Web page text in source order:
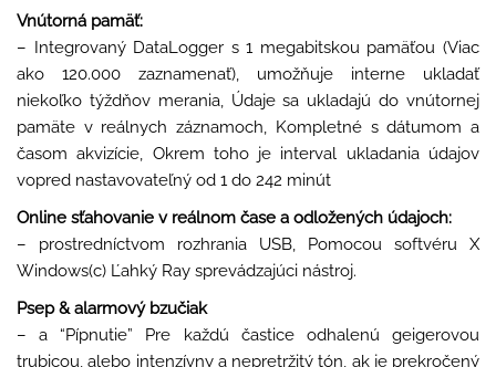
Vnútorná pamäť:
– Integrovaný DataLogger s 1 megabitskou pamäťou (Viac
ako 120.000 zaznamenať), umožňuje interne ukladať
niekoľko týždňov merania, Údaje sa ukladajú do vnútornej
pamäte v reálnych záznamoch, Kompletné s dátumom a
časom akvizície, Okrem toho je interval ukladania údajov
vopred nastavovateľný od 1 do 242 minút
Online sťahovanie v reálnom čase a odložených údajoch:
– prostredníctvom rozhrania USB, Pomocou softvéru X
Windows(c) Ľahký Ray sprevádzajúci nástroj.
Psep & alarmový bzučiak
– a “Pípnutie” Pre každú častice odhalenú geigerovou
trubicou, alebo intenzívny a nepretržitý tón, ak je prekročený